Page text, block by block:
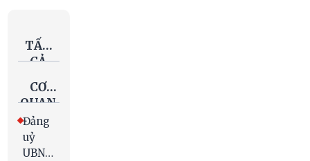
TẤT
CẢ
VĂN
BẢN
CƠ
QUAN
BAN
HÀNH
Đảng
uỷ
UBND